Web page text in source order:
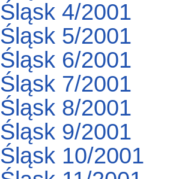
Śląsk 4/2001
Śląsk 5/2001
Śląsk 6/2001
Śląsk 7/2001
Śląsk 8/2001
Śląsk 9/2001
Śląsk 10/2001